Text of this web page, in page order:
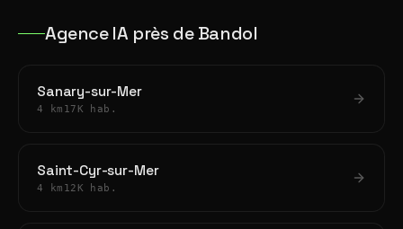
Agence IA près de Bandol
Sanary-sur-Mer
4 km 17K hab.
Saint-Cyr-sur-Mer
4 km 12K hab.